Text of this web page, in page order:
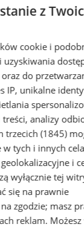
Śląskim
z
cookie i
do
IP, unikalne
analizy
trzecich (1845)
tych i innych
i
wyłącznie tej
się na prawnie
zgodzie; masz
reklam.